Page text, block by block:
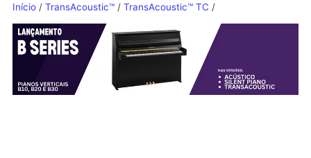
Início / TransAcoustic™ / TransAcoustic™ TC /